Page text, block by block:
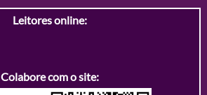
Leitores online:
Colabore com o site: